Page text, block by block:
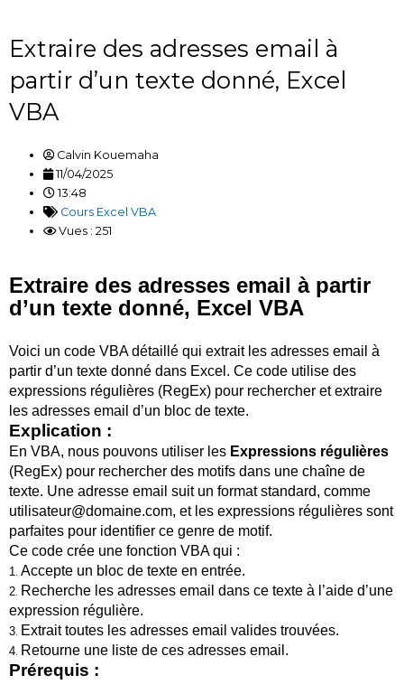
Extraire des adresses email à
partir d’un texte donné, Excel
VBA
Calvin Kouemaha
11/04/2025
13:48
Cours Excel VBA
Vues : 251
Extraire des adresses email à partir
d’un texte donné, Excel VBA
Voici un code VBA détaillé qui extrait les adresses email à
partir d’un texte donné dans Excel. Ce code utilise des
expressions régulières (RegEx) pour rechercher et extraire
les adresses email d’un bloc de texte.
Explication :
En VBA, nous pouvons utiliser les Expressions régulières
(RegEx) pour rechercher des motifs dans une chaîne de
texte. Une adresse email suit un format standard, comme
utilisateur@domaine.com, et les expressions régulières sont
parfaites pour identifier ce genre de motif.
Ce code crée une fonction VBA qui :
1 Accepte un bloc de texte en entrée.
2 Recherche les adresses email dans ce texte à l’aide d’une
expression régulière.
3 Extrait toutes les adresses email valides trouvées.
4 Retourne une liste de ces adresses email.
Prérequis :